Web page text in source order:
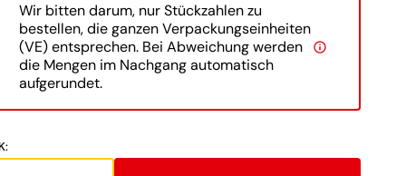
Wir bitten darum, nur Stückzahlen zu
bestellen, die ganzen Verpackungseinheiten
(VE) entsprechen. Bei Abweichung werden
die Mengen im Nachgang automatisch
aufgerundet.